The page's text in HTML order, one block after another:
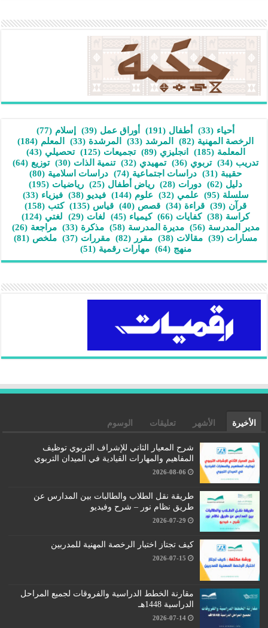
أحياء (33) أطفال (191) أوراق عمل (39) إسلام (77)
الرخصة المهنية (82) المرشد (33) المرشدة (33) المعلم (184)
المعلمة (185) انجليزي (89) تجميعات (125) تحصيلي (43)
تدريب (34) تربوي (36) تمهيدي (32) تنمية الذات (30) توزيع (64)
حقيبة (31) دراسات اجتماعية (74) دراسات اسلامية (80)
دليل (62) دورات (28) رياض أطفال (25) رياضيات (195)
سلسلة (95) علمي (32) علوم (144) فيديو (38) فيزياء (33)
قرآن (39) قراءة (34) قصص (40) قياس (135) كتب (158)
كراسة (38) كفايات (66) كيمياء (45) لغات (29) لغتي (124)
مدير المدرسة (56) مديرة المدرسة (58) مذكرة (33) مراجعة (26)
مسارات (39) مقالات (38) مقرر (82) مقررات (37) ملخص (81)
منهج (64) مهارات رقمية (51)
الأخيرة الأشهر تعليقات الوسوم
شرح المعيار الثاني للإشراف التربوي توظيف
المفاهيم والمهارات القيادية في الميدان التربوي
2026-08-06
طريقة نقل الطلاب والطالبات بين المدارس عن
طريق نظام نور – شرح وفيديو
2026-07-29
كيف تجتاز اختبار الرخصة المهنية للمدربين
2026-07-15
مقارنة الخطط الدراسية والفروقات لجميع المراحل
الدراسية 1448هـ
2026-07-14